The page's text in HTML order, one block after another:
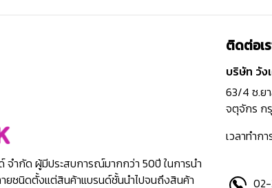
จำกัด ผู้มีประสบการณ์มากกว่า 50ปี ในการนำ
ยชนิดตั้งแต่สินค้าแบรนด์ชั้นนำไปจนถึงสินค้า
ติดต่อเ
บริษัท วั
63/4 ซ.ย
จตุจักร ก
เวลาทำก
02-